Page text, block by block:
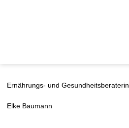
Ernährungs- und Gesundheitsberaterin
Elke Baumann